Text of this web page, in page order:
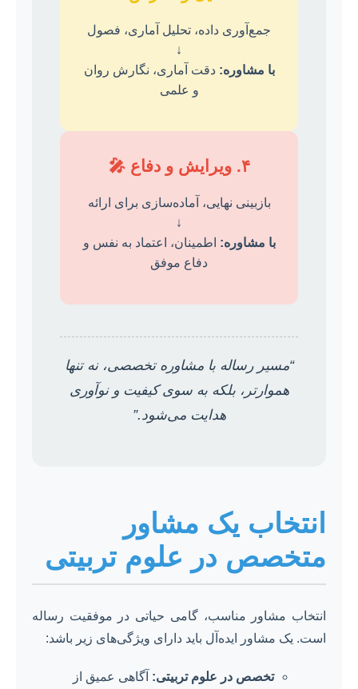
جمع‌آوری داده، تحلیل آماری، فصول
↓
با مشاوره: دقت آماری، نگارش روان
و علمی
۴. ویرایش و دفاع 🎤
بازبینی نهایی، آماده‌سازی برای ارائه
↓
با مشاوره: اطمینان، اعتماد به نفس و
دفاع موفق
“مسیر رساله با مشاوره تخصصی، نه تنها
هموارتر، بلکه به سوی کیفیت و نوآوری
هدایت می‌شود.”
انتخاب یک مشاور
متخصص در علوم تربیتی
انتخاب مشاور مناسب، گامی حیاتی در موفقیت رساله
است. یک مشاور ایده‌آل باید دارای ویژگی‌های زیر باشد:
تخصص در علوم تربیتی: آگاهی عمیق از